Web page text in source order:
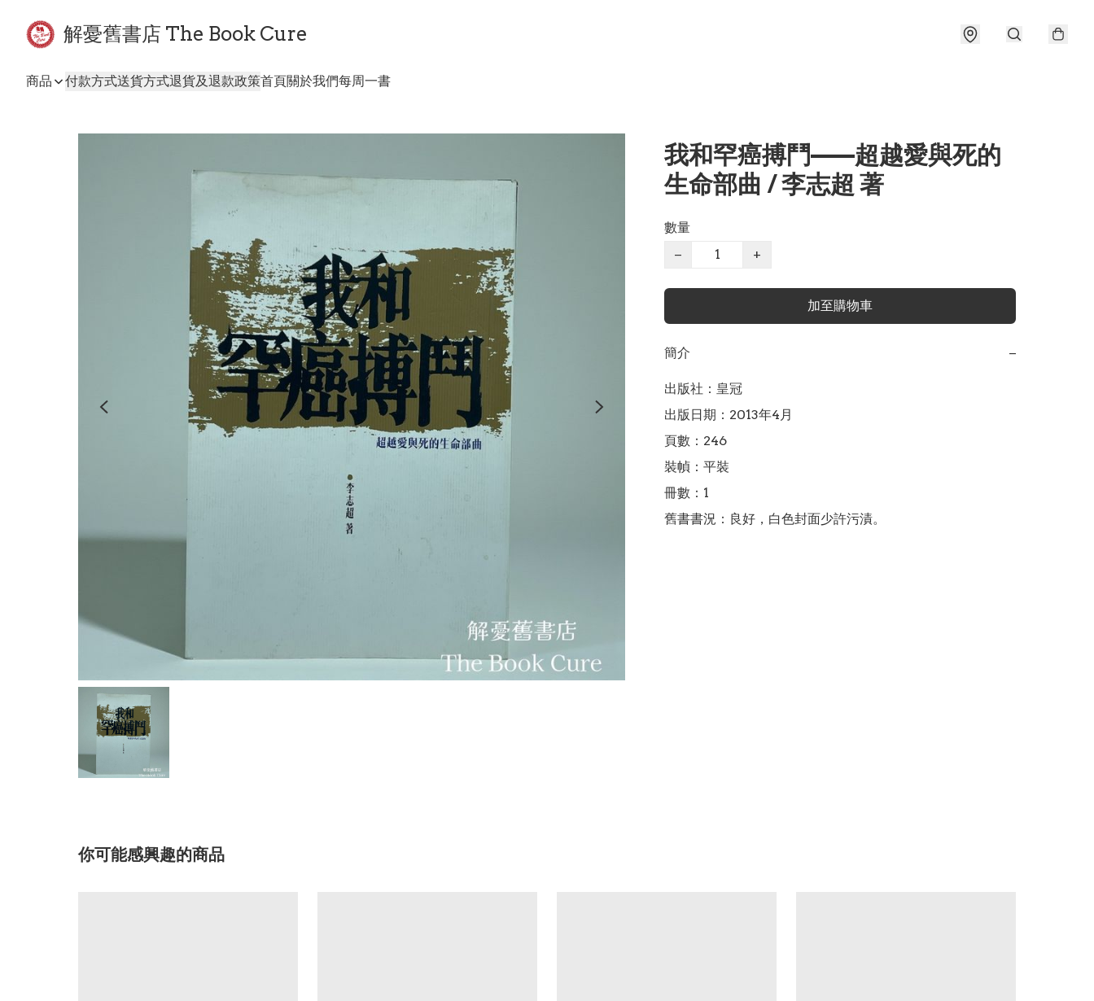
解憂舊書店 The Book Cure
商品 付款方式送貨方式退貨及退款政策首頁關於我們每周一書
我和罕癌搏鬥——超越愛與死的
生命部曲 / 李志超 著
數量
−
+
加至購物車
簡介 −
出版社：皇冠
出版日期：2013年4月
頁數：246
裝幀：平裝
冊數：1
舊書書況：良好，白色封面少許污漬。
你可能感興趣的商品